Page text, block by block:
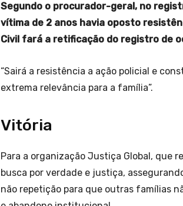
Segundo o procurador-geral, no
vítima de 2 anos havia oposto
Civil fará a retificação do registro de
“Sairá a resistência a ação policial e
extrema relevância para a família”.
Vitória
Para a organização Justiça Global, que
busca por verdade e justiça,
não repetição para que outras famílias